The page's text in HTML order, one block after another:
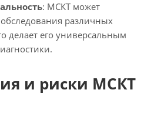
: МСКТ может
различных
делает его универсальным
и риски МСКТ